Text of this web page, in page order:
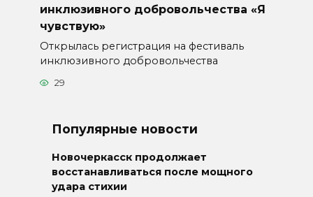
инклюзивного добровольчества «Я
чувствую»
Открылась регистрация на фестиваль
инклюзивного добровольчества
29
Популярные новости
Новочеркасск продолжает
восстанавливаться после мощного
удара стихии